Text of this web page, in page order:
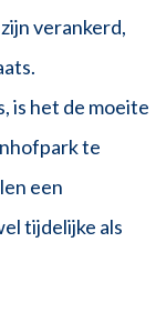
verankerd,
is het de moeite
te
een
tijdelijke als